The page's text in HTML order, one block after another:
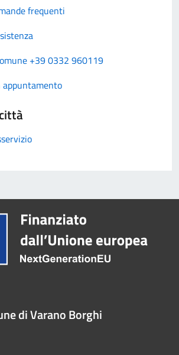
frequenti
+39 0332 960119
appuntamento
di Varano Borghi